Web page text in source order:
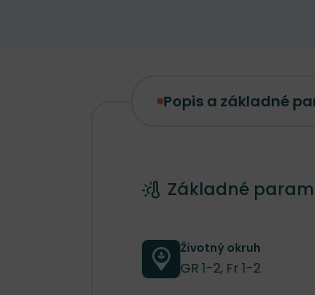
Popis a základné
Popis a základné
Základné
Životný okruh
GR 1-2, Fr 1-2